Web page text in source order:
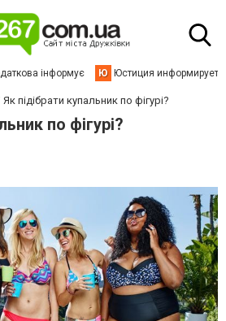
інформує Ю Юстиция информирует
Як підібрати купальник по фігурі?
по фігурі?